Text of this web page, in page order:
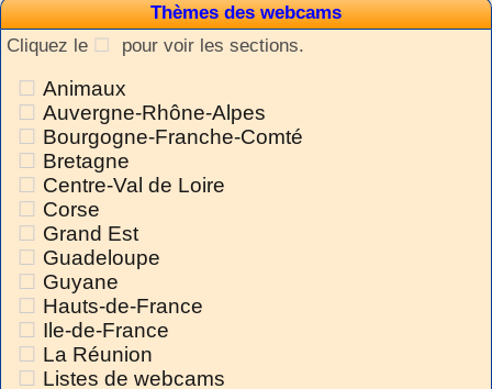
Thèmes des webcams
Cliquez le
pour voir les sections.
Animaux
Auvergne-Rhône-Alpes
Bourgogne-Franche-Comté
Bretagne
Centre-Val de Loire
Corse
Grand Est
Guadeloupe
Guyane
Hauts-de-France
Ile-de-France
La Réunion
Listes de webcams